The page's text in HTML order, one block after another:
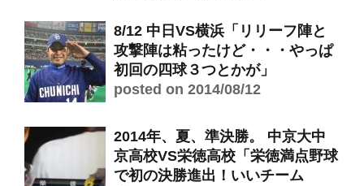
8/12 中日VS横浜「リリーフ陣と
攻撃陣は粘ったけど・・・やっぱ
初回の四球３つとかが」
posted on 2014/08/12
2014年、夏、準決勝。 中京大中
京高校VS栄徳高校「栄徳満点野球
で初の決勝進出！いいチーム